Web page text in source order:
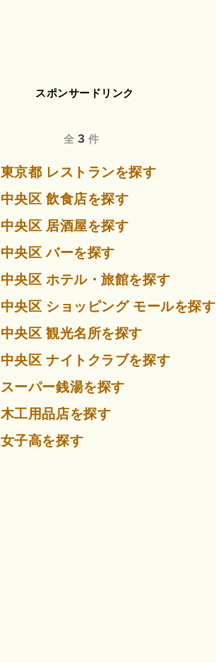
スポンサードリンク
全3 件
東京都 レストランを探す
中央区 飲食店を探す
中央区 居酒屋を探す
中央区 バーを探す
中央区 ホテル・旅館を探す
中央区 ショッピング モールを探す
中央区 観光名所を探す
中央区 ナイトクラブを探す
スーパー銭湯を探す
木工用品店を探す
女子高を探す